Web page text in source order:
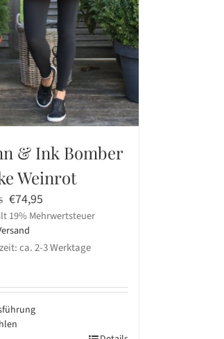
& Ink Bomber
Weinrot
Ursprünglicher
Preis
war:
€139,95
€74,95Aktueller
Preis
€74,95.
19% Mehrwertsteuer
ca. 2-3 Werktage